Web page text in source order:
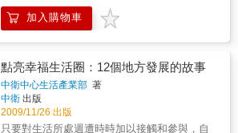
套用上去。他們都需要彈性因應、動機改變、
思索應對、創新突圍，以及在不斷實踐與嘗試
中，發覺出新的行銷策略及行銷企劃戰鬥力。
因此，希望各位讀者一定要融會貫通，要舉一
反三，要勇於面對每天不同的行銷環境變化，
要有前瞻及洞見能力，看到未來的改變及機會
點在哪裡，然後力求創新與變化，必然可以成
為行銷致勝的常勝軍。感恩、感謝、祝福與勉
資歷，透過書中的四個單元，從自己如何在失
業的低潮中行銷自己，挑戰自己過去所不能
生動簡淺的故事與範例，把行銷自己內化在生
活中無所不在的言行舉止裡。本書除了作者以
自己職場的經驗，現身說法怎樣從無預警失業
的窘境裡走出之外，也介紹了各種在職場裡的
潛規則，讓自己能更順利的將自己行銷出去，
加入購物車
點亮幸福生活圈：12個地方發展的故事
中衛中心生活產業部 著
中衛 出版
2009/11/26 出版
只要對生活所處週遭時時加以接觸和參與，自